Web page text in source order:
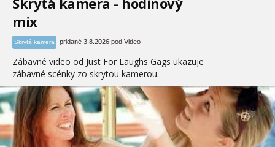
mix
Skrytá kamera pridané 3.8.2026 pod Video
Zábavné video od Just For Laughs Gags ukazuje
zábavné scénky zo skrytou kamerou.